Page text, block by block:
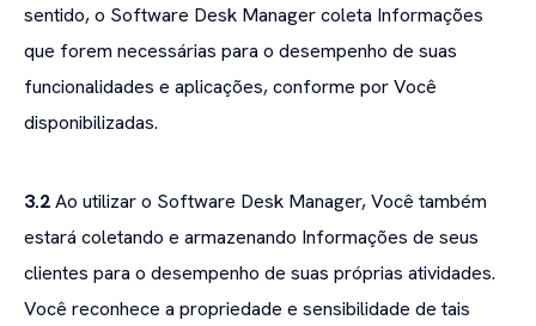
sentido, o Software Desk Manager coleta Informações
que forem necessárias para o desempenho de suas
funcionalidades e aplicações, conforme por Você
disponibilizadas.
3.2Ao utilizar o Software Desk Manager, Você também
estará coletando e armazenando Informações de seus
clientes para o desempenho de suas próprias atividades.
Você reconhece a propriedade e sensibilidade de tais